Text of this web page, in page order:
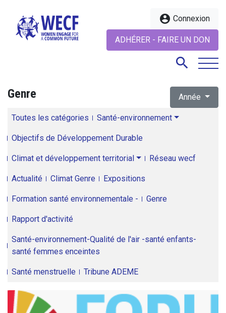
account_circle Connexion
ADHÉRER - FAIRE UN DON
search
Genre Année
Toutes les catégories Santé-environnement
Objectifs de Développement Durable
Climat et développement territorial Réseau wecf
Actualité Climat Genre Expositions
Formation santé environnementale - Genre
Rapport d'activité
Santé-environnement-Qualité de l'air -santé enfants-
santé femmes enceintes
Santé menstruelle Tribune ADEME